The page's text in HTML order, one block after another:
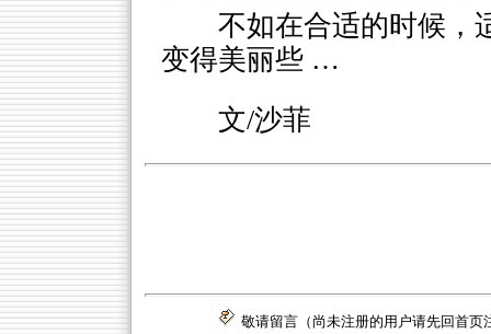
不如在合适的时候，
变得美丽些 …
文/沙菲
敬请留言（尚未注册的用户请先回首页